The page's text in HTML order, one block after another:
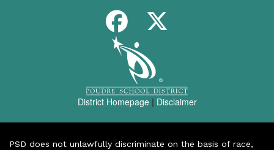
District Homepage| Disclaimer
PSD does not unlawfully discriminate on the basis of race,